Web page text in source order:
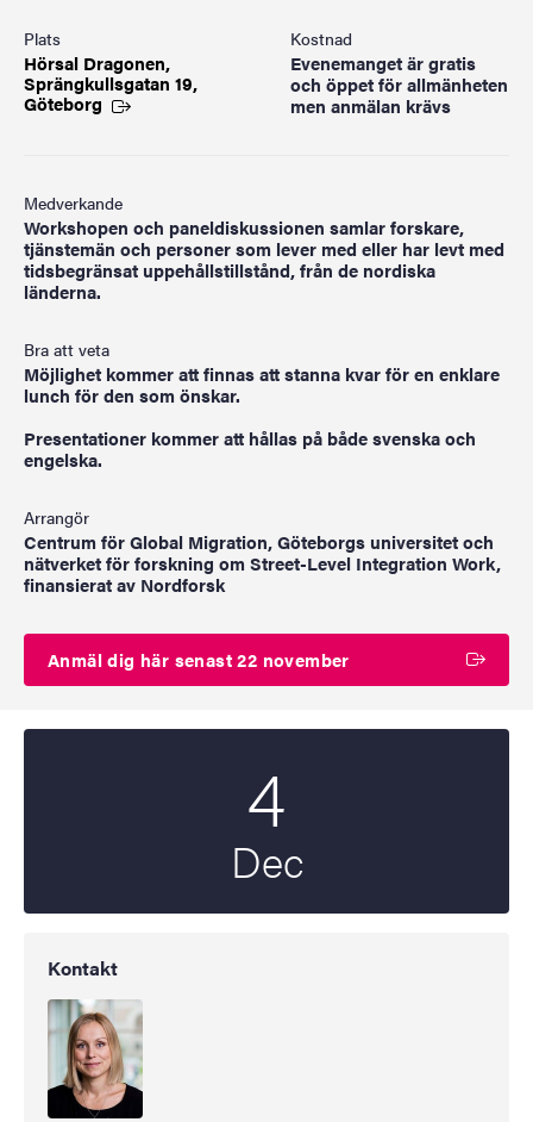
Plats
Hörsal Dragonen,
Sprängkullsgatan 19,
Göteborg
Kostnad
Evenemanget är gratis
och öppet för allmänheten
men anmälan krävs
Medverkande
Workshopen och paneldiskussionen samlar forskare,
tjänstemän och personer som lever med eller har levt med
tidsbegränsat uppehållstillstånd, från de nordiska
länderna.
Bra att veta
Möjlighet kommer att finnas att stanna kvar för en enklare
lunch för den som önskar.
Presentationer kommer att hållas på både svenska och
engelska.
Arrangör
Centrum för Global Migration, Göteborgs universitet och
nätverket för forskning om Street-Level Integration Work,
finansierat av Nordforsk
Anmäl dig här senast 22 november
4
Dec
Kontakt